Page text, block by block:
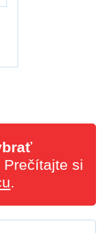
Prečítajte si
.